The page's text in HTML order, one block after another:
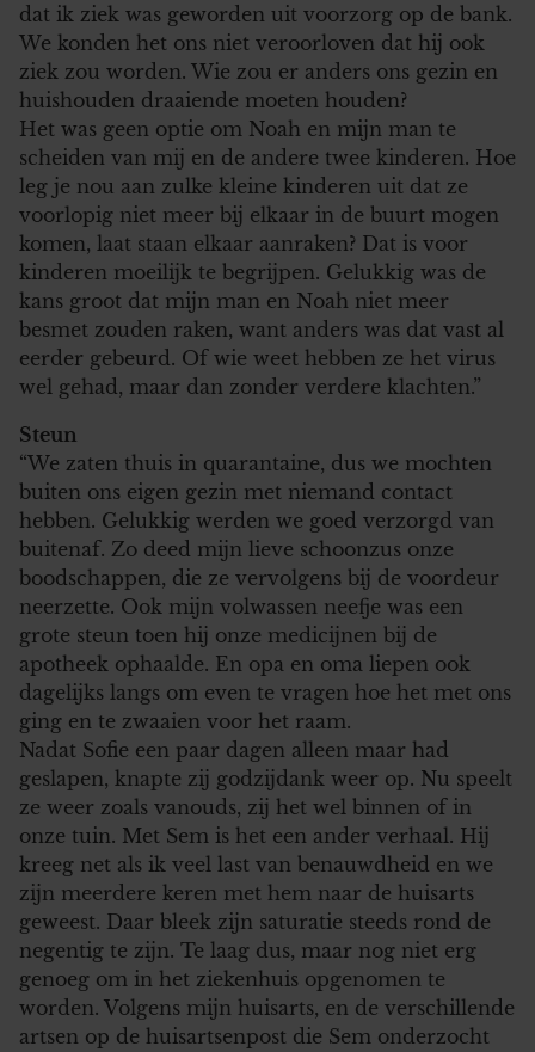
dat ik ziek was geworden uit voorzorg op de bank.
We konden het ons niet veroorloven dat hij ook
ziek zou worden. Wie zou er anders ons gezin en
huishouden draaiende moeten houden?
Het was geen optie om Noah en mijn man te
scheiden van mij en de andere twee kinderen. Hoe
leg je nou aan zulke kleine kinderen uit dat ze
voorlopig niet meer bij elkaar in de buurt mogen
komen, laat staan elkaar aanraken? Dat is voor
kinderen moeilijk te begrijpen. Gelukkig was de
kans groot dat mijn man en Noah niet meer
besmet zouden raken, want anders was dat vast al
eerder gebeurd. Of wie weet hebben ze het virus
wel gehad, maar dan zonder verdere klachten.”
Steun
“We zaten thuis in quarantaine, dus we mochten
buiten ons eigen gezin met niemand contact
hebben. Gelukkig werden we goed verzorgd van
buitenaf. Zo deed mijn lieve schoonzus onze
boodschappen, die ze vervolgens bij de voordeur
neerzette. Ook mijn volwassen neefje was een
grote steun toen hij onze medicijnen bij de
apotheek ophaalde. En opa en oma liepen ook
dagelijks langs om even te vragen hoe het met ons
ging en te zwaaien voor het raam.
Nadat Sofie een paar dagen alleen maar had
geslapen, knapte zij godzijdank weer op. Nu speelt
ze weer zoals vanouds, zij het wel binnen of in
onze tuin. Met Sem is het een ander verhaal. Hij
kreeg net als ik veel last van benauwdheid en we
zijn meerdere keren met hem naar de huisarts
geweest. Daar bleek zijn saturatie steeds rond de
negentig te zijn. Te laag dus, maar nog niet erg
genoeg om in het ziekenhuis opgenomen te
worden. Volgens mijn huisarts, en de verschillende
artsen op de huisartsenpost die Sem onderzocht